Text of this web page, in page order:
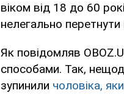
віком від 18 до 60
нелегально
Як повідомляв
способами. Так,
зупинили чоловіка,